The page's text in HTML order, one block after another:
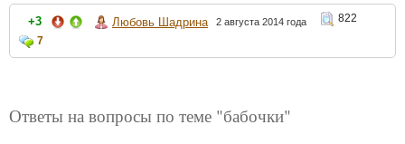
+3 Любовь Шадрина 2 августа 2014 года
822
7
Ответы на вопросы по теме "бабочки"